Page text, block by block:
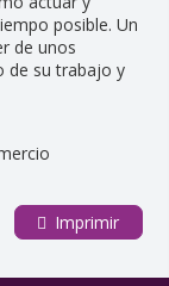
posible. Un
de unos
de su trabajo y
Imprimir